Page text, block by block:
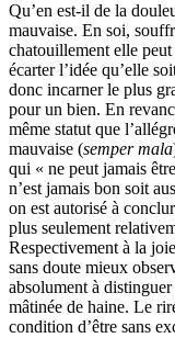
Qu’en est-il de la
mauvaise. En soi,
chatouillement elle
écarter l’idée qu’elle
donc incarner le plus
pour un bien. En
même statut que
mauvaise (semper mala
qui « ne peut jamais
n’est jamais bon soit
on est autorisé à
plus seulement
Respectivement à la
sans doute mieux
absolument à
mâtinée de haine. Le
condition d’être sans